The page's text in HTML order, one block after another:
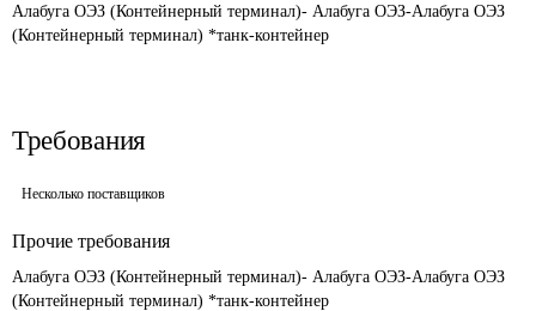
Алабуга ОЭЗ (Контейнерный терминал)- Алабуга ОЭЗ-Алабуга ОЭЗ
(Контейнерный терминал) *танк-контейнер
Требования
Несколько поставщиков
Прочие требования
Алабуга ОЭЗ (Контейнерный терминал)- Алабуга ОЭЗ-Алабуга ОЭЗ
(Контейнерный терминал) *танк-контейнер